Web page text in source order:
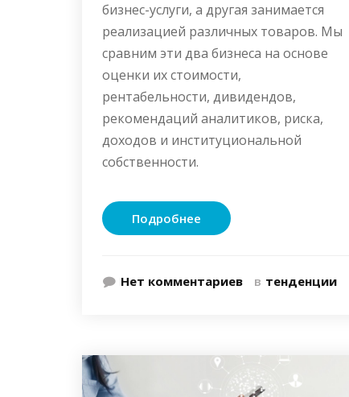
бизнес-услуги, а другая занимается
реализацией различных товаров. Мы
сравним эти два бизнеса на основе
оценки их стоимости,
рентабельности, дивидендов,
рекомендаций аналитиков, риска,
доходов и институциональной
собственности.
Подробнее
Нет комментариев в тенденции